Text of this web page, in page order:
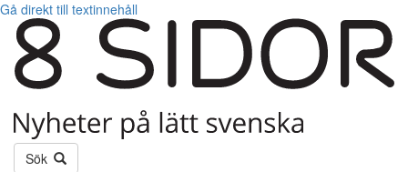
Gå direkt till textinnehåll
Sök